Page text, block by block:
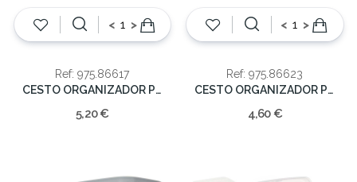
< >
Ref: 975.86617
CESTO ORGANIZADOR PLAST 10LT BEJE
5,20 €
< >
Ref: 975.86623
CESTO ORGANIZADOR PLAS 5L
4,60 €